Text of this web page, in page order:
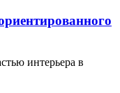
интерьера в